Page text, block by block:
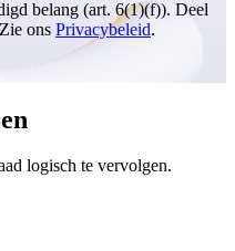
belang (art. 6(1)(f)). Deel
ons Privacybeleid.
logisch te vervolgen.